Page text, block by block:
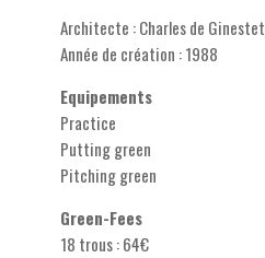
Architecte : Charles de Ginestet
Année de création : 1988
Equipements
Practice
Putting green
Pitching green
Green-Fees
18 trous : 64€